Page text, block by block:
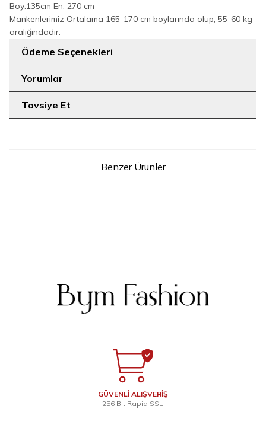
Boy:135cm En: 270 cm
Mankenlerimiz Ortalama 165-170 cm boylarında olup, 55-60 kg
aralığındadır.
Ödeme Seçenekleri
Yorumlar
Tavsiye Et
Benzer Ürünler
5
GÜVENLİ ALIŞVERİŞ
256 Bit Rapid SSL